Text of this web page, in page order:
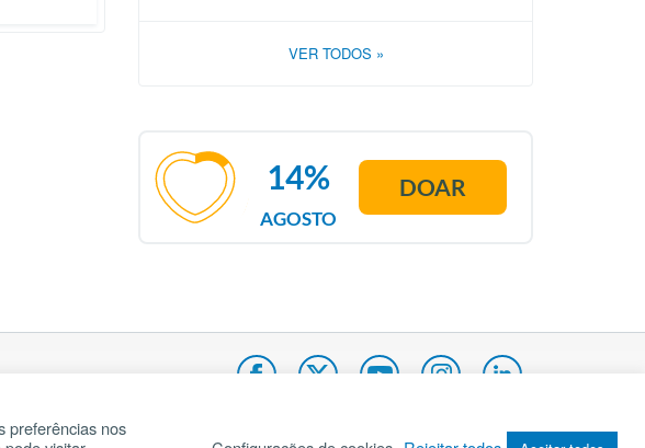
VER TODOS »
AGOSTO
14% DOAR
preferências nos